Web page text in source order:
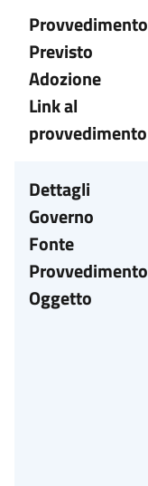
Provvedimento
Previsto
Adozione
Link al
provvedimento
Dettagli
Governo
Fonte
Provvedimento
Oggetto